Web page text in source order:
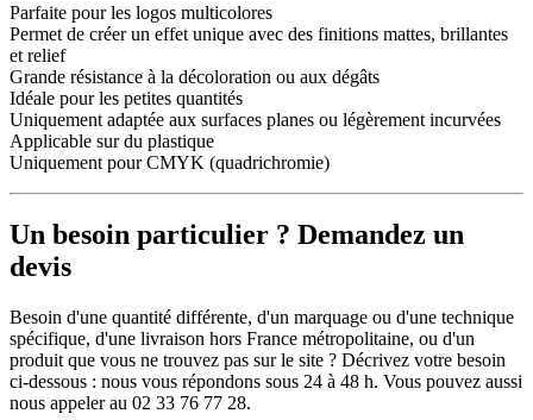
Parfaite pour les logos multicolores
Permet de créer un effet unique avec des finitions mattes, brillantes
et relief
Grande résistance à la décoloration ou aux dégâts
Idéale pour les petites quantités
Uniquement adaptée aux surfaces planes ou légèrement incurvées
Applicable sur du plastique
Uniquement pour CMYK (quadrichromie)
Un besoin particulier ? Demandez un
devis
Besoin d'une quantité différente, d'un marquage ou d'une technique
spécifique, d'une livraison hors France métropolitaine, ou d'un
produit que vous ne trouvez pas sur le site ? Décrivez votre besoin
ci-dessous : nous vous répondons sous 24 à 48 h. Vous pouvez aussi
nous appeler au 02 33 76 77 28.